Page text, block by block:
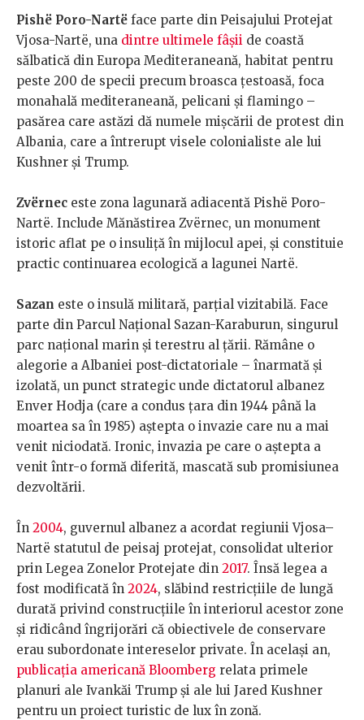
Pishë Poro-Nartë face parte din Peisajului Protejat
Vjosa-Nartë, una dintre ultimele fâșii de coastă
sălbatică din Europa Mediteraneană, habitat pentru
peste 200 de specii precum broasca țestoasă, foca
monahală mediteraneană, pelicani și flamingo –
pasărea care astăzi dă numele mișcării de protest din
Albania, care a întrerupt visele colonialiste ale lui
Kushner și Trump.
Zvërnec este zona lagunară adiacentă Pishë Poro-
Nartë. Include Mănăstirea Zvërnec, un monument
istoric aflat pe o insuliță în mijlocul apei, și constituie
practic continuarea ecologică a lagunei Nartë.
Sazan este o insulă militară, parțial vizitabilă. Face
parte din Parcul Național Sazan-Karaburun, singurul
parc național marin și terestru al țării. Rămâne o
alegorie a Albaniei post-dictatoriale – înarmată și
izolată, un punct strategic unde dictatorul albanez
Enver Hodja (care a condus țara din 1944 până la
moartea sa în 1985) aștepta o invazie care nu a mai
venit niciodată. Ironic, invazia pe care o aștepta a
venit într-o formă diferită, mascată sub promisiunea
dezvoltării.
În 2004, guvernul albanez a acordat regiunii Vjosa–
Nartë statutul de peisaj protejat, consolidat ulterior
prin Legea Zonelor Protejate din 2017. Însă legea a
fost modificată în 2024, slăbind restricțiile de lungă
durată privind construcțiile în interiorul acestor zone
și ridicând îngrijorări că obiectivele de conservare
erau subordonate intereselor private. În același an,
publicația americană Bloomberg relata primele
planuri ale Ivankăi Trump și ale lui Jared Kushner
pentru un proiect turistic de lux în zonă.